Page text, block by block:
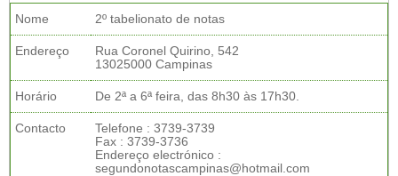
Nome 2º tabelionato de notas
Endereço
Rua Coronel Quirino, 542
13025000 Campinas
Horário De 2ª a 6ª feira, das 8h30 às 17h30.
Contacto
Telefone : 3739-3739
Fax : 3739-3736
Endereço electrónico :
segundonotascampinas@hotmail.com